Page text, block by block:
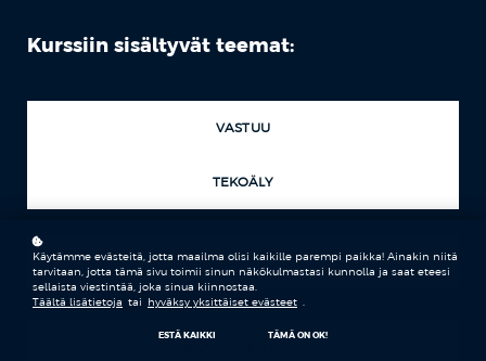
Kurssiin sisältyvät teemat:
VASTUU
TEKOÄLY
LISÄARVO
Käytämme evästeitä, jotta maailma olisi kaikille parempi paikka! Ainakin niitä
tarvitaan, jotta tämä sivu toimii sinun näkökulmastasi kunnolla ja saat eteesi
sellaista viestintää, joka sinua kiinnostaa.
Täältä lisätietoja tai hyväksy yksittäiset evästeet
ESTÄ KAIKKI TÄMÄ ON OK!